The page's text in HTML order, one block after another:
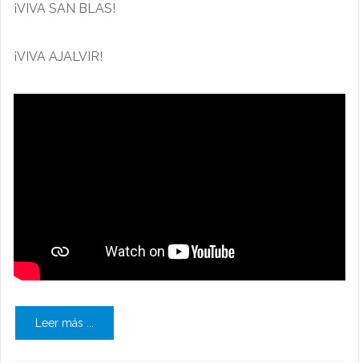
¡VIVA SAN BLAS!
¡VIVA AJALVIR!
Leer más ...